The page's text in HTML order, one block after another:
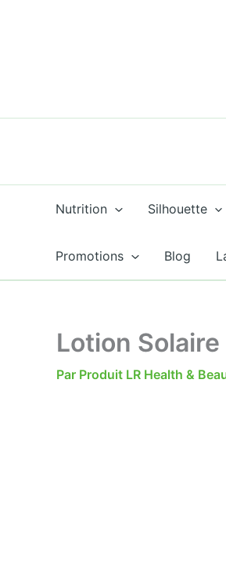
Nutrition Silhouette
Promotions Blog
Lotion
Par Produit LR Health &